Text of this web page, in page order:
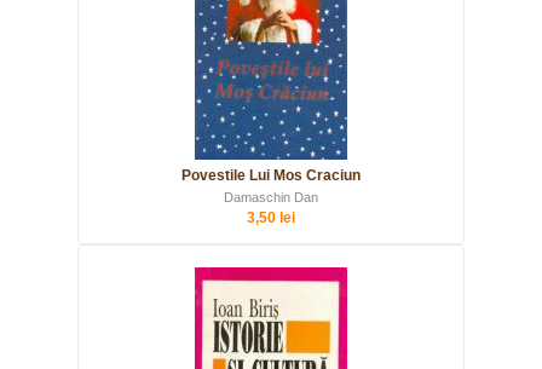
Povestile Lui Mos Craciun
Damaschin Dan
3,50 lei